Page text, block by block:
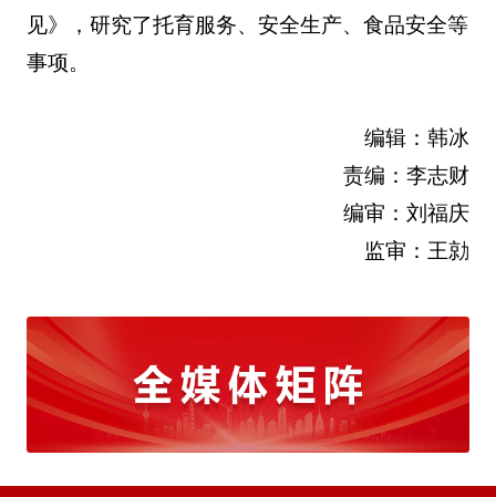
见》，研究了托育服务、安全生产、食品安全等
事项。
编辑：韩冰
责编：李志财
编审：刘福庆
监审：王勍